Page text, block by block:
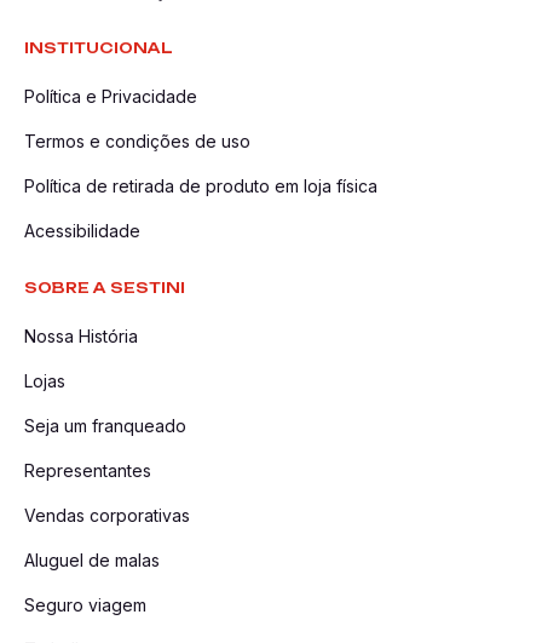
INSTITUCIONAL
Política e Privacidade
Termos e condições de uso
Política de retirada de produto em loja física
Acessibilidade
SOBRE A SESTINI
Nossa História
Lojas
Seja um franqueado
Representantes
Vendas corporativas
Aluguel de malas
Seguro viagem